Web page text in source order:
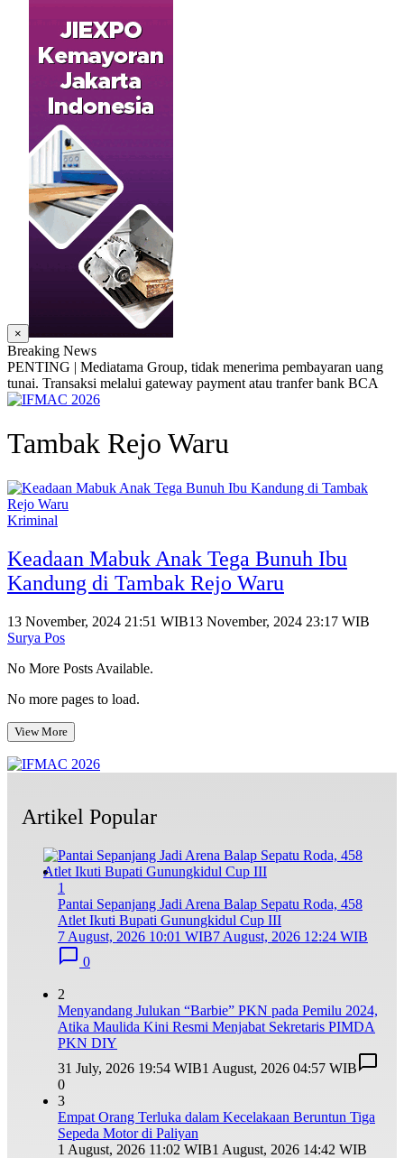
×
Breaking News
PENTING | Mediatama Group, tidak menerima pembayaran uang
tunai. Transaksi melalui gateway payment atau tranfer bank BCA
Tambak Rejo Waru
Kriminal
Keadaan Mabuk Anak Tega Bunuh Ibu
Kandung di Tambak Rejo Waru
13 November, 2024 21:51 WIB13 November, 2024 23:17 WIB
Surya Pos
No More Posts Available.
No more pages to load.
View More
Artikel Popular
1
Pantai Sepanjang Jadi Arena Balap Sepatu Roda, 458
Atlet Ikuti Bupati Gunungkidul Cup III
7 August, 2026 10:01 WIB7 August, 2026 12:24 WIB
0
2
Menyandang Julukan “Barbie” PKN pada Pemilu 2024,
Atika Maulida Kini Resmi Menjabat Sekretaris PIMDA
PKN DIY
31 July, 2026 19:54 WIB1 August, 2026 04:57 WIB
0
3
Empat Orang Terluka dalam Kecelakaan Beruntun Tiga
Sepeda Motor di Paliyan
1 August, 2026 11:02 WIB1 August, 2026 14:42 WIB